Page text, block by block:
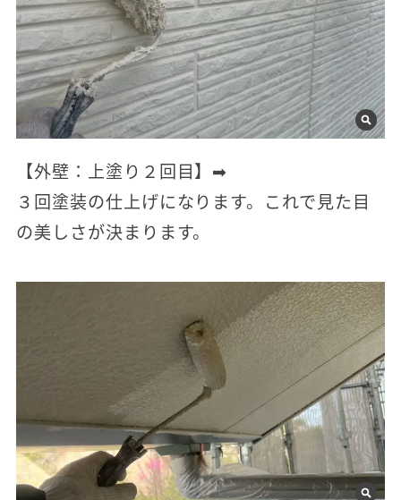
【外壁：上塗り２回目】➡
３回塗装の仕上げになります。これで見た目
の美しさが決まります。